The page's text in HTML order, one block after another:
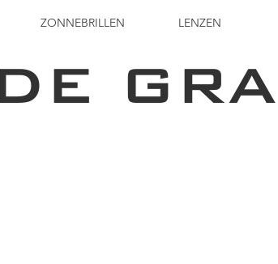
ZONNEBRILLEN LENZEN